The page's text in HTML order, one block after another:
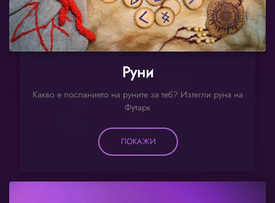
Руни
Какво е посланието на руните за теб? Изтегли руна на
Футарк
ПОКАЖИ